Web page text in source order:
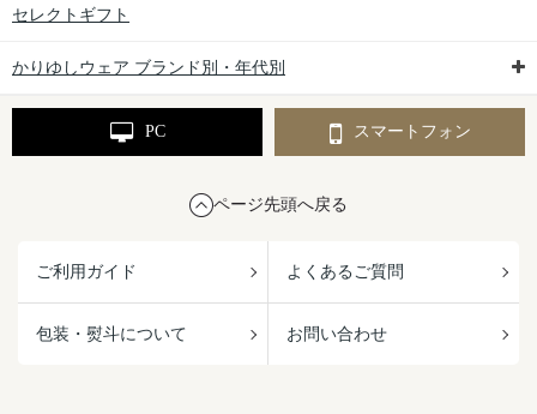
セレクトギフト
かりゆしウェア ブランド別・年代別
PC スマートフォン
ページ先頭へ戻る
ご利用ガイド よくあるご質問
包装・熨斗について お問い合わせ